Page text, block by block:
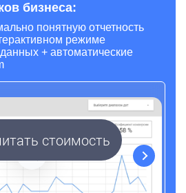
бизнеса:
понятную отчетность
режиме
+ автоматические
Вперёд
стоимость